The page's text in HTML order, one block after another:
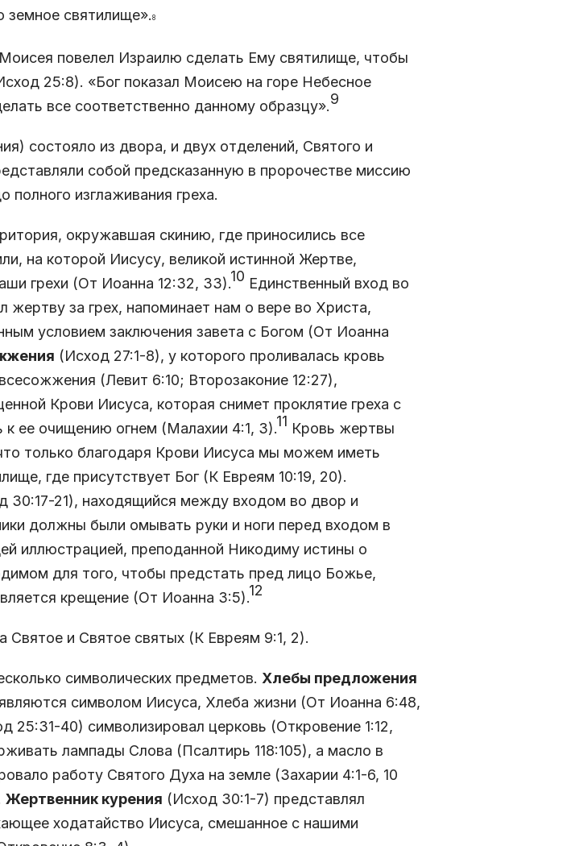
земное святилище».8
повелел Израилю сделать Ему святилище, чтобы
25:8). «Бог показал Моисею на горе Небесное
все соответственно данному образцу».9
состояло из двора, и двух отделений, Святого и
собой предсказанную в пророчестве миссию
изглаживания греха.
окружавшая скинию, где приносились все
на которой Иисусу, великой истинной Жертве,
грехи (От Иоанна 12:32, 33).10 Единственный вход во
жертву за грех, напоминает нам о вере во Христа,
условием заключения завета с Богом (От Иоанна
(Исход 27:1-8), у которого проливалась кровь
(Левит 6:10; Второзаконие 12:27),
Крови Иисуса, которая снимет проклятие греха с
к ее очищению огнем (Малахии 4:1, 3).11 Кровь жертвы
только благодаря Крови Иисуса мы можем иметь
где присутствует Бог (К Евреям 10:19, 20).
30:17-21), находящийся между входом во двор и
должны были омывать руки и ноги перед входом в
иллюстрацией, преподанной Никодиму истины о
для того, чтобы предстать пред лицо Божье,
крещение (От Иоанна 3:5).12
Святое и Святое святых (К Евреям 9:1, 2).
символических предметов. Хлебы предложения
символом Иисуса, Хлеба жизни (От Иоанна 6:48,
25:31-40) символизировал церковь (Откровение 1:12,
лампады Слова (Псалтирь 118:105), а масло в
работу Святого Духа на земле (Захарии 4:1-6, 10
Жертвенник курения (Исход 30:1-7) представлял
ходатайство Иисуса, смешанное с нашими